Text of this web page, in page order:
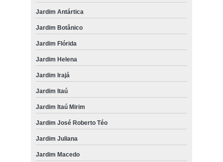
Jardim Antártica
Jardim Botânico
Jardim Flórida
Jardim Helena
Jardim Irajá
Jardim Itaú
Jardim Itaú Mirim
Jardim José Roberto Téo
Jardim Juliana
Jardim Macedo